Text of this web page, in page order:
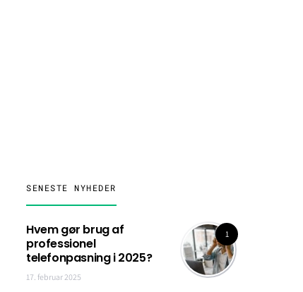
SENESTE NYHEDER
1
Hvem gør brug af
professionel
telefonpasning i 2025?
17. februar 2025